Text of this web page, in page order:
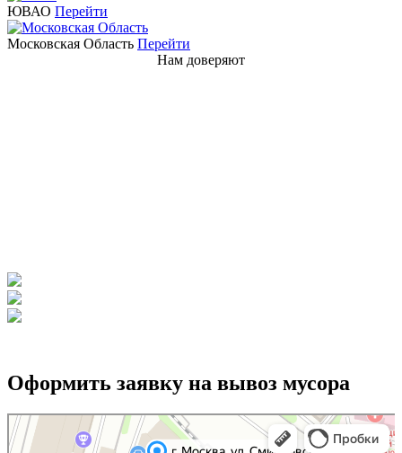
ЮВАО Перейти
Московская Область Перейти
Нам доверяют
Оформить заявку на вывоз мусора
г. Москва, ул. Смирновская, д.31